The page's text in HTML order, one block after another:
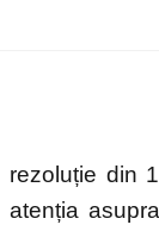
din